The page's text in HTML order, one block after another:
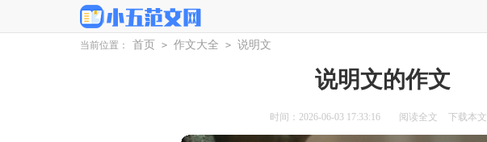
当前位置： 首页 > 作文大全 > 说明文
说明文的作文
时间：2026-06-03 17:33:16 阅读全文 下载本文